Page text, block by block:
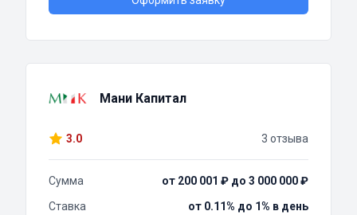
Мани Капитал
3.0 3 отзыва
Сумма
от 200 001 ₽ до 3 000 000 ₽
Ставка
от 0.11% до 1% в день